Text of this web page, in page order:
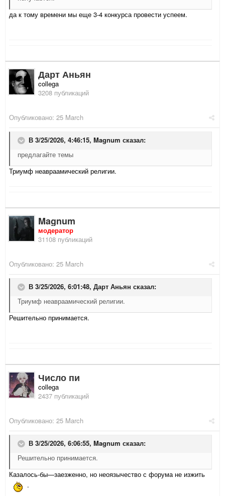
да к тому времени мы еще 3-4 конкурса провести успеем.
Дарт Аньян
collega
3208 публикаций
Опубликовано: 25 March
В 3/25/2026, 4:46:15, Magnum сказал:
предлагайте темы
Триумф неавраамический религии.
Magnum
модератор
31108 публикаций
Опубликовано: 25 March
В 3/25/2026, 6:01:48, Дарт Аньян сказал:
Триумф неавраамический религии.
Решительно принимается.
Число пи
collega
2437 публикаций
Опубликовано: 25 March
В 3/25/2026, 6:06:55, Magnum сказал:
Решительно принимается.
Казалось-бы—заезженно, но неоязычество с форума не изжить
.